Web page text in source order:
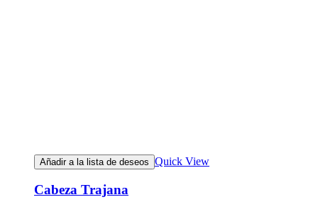
Añadir a la lista de deseos Quick View
Cabeza Trajana